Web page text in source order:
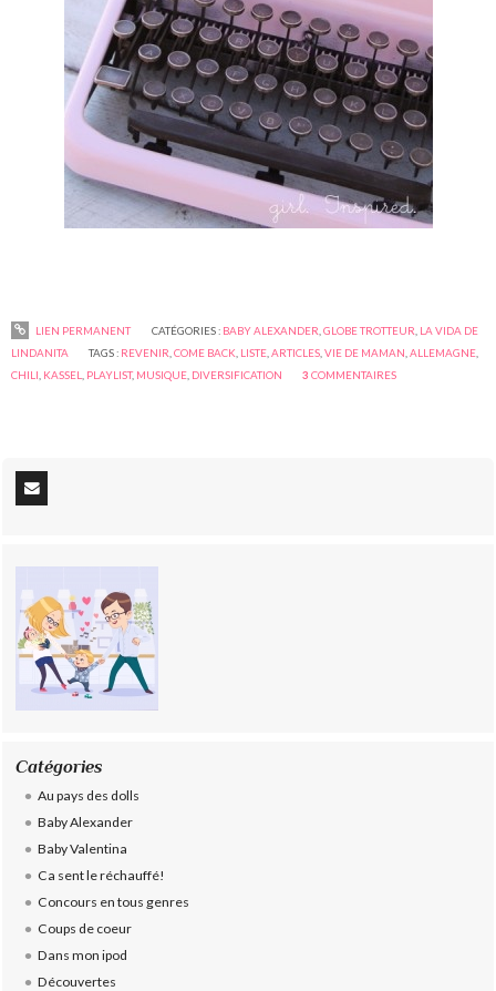
LIEN PERMANENT CATÉGORIES : BABY ALEXANDER GLOBE TROTTEUR LA VIDA DE
LINDANITA
TAGS : REVENIR ,COME BACK LISTE ,ARTICLES ,VIE DE MAMAN ,ALLEMAGNE
CHILI KASSEL PLAYLIST, MUSIQUE DIVERSIFICATION 3 COMMENTAIRES
Catégories
Au pays des dolls
Baby Alexander
Baby Valentina
Ca sent le réchauffé!
Concours en tous genres
Coups de coeur
Dans mon ipod
Découvertes